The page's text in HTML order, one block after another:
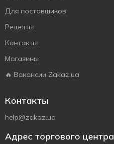
Для поставщиков
Рецепты
Контакты
Магазины
🔥 Вакансии Zakaz.ua
Контакты
help@zakaz.ua
Адрес торгового центра